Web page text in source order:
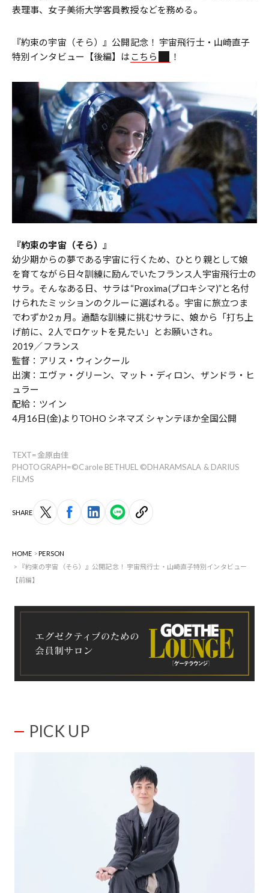
表理事、女子美術大学客員教授などを務める。
『約束の宇宙（そら）』公開記念！ 宇宙飛行士・山崎直子
特別インタビュー【後編】は こちら ！
『約束の宇宙（そら）』
幼少期からの夢である宇宙に行くため、ひとり親として娘
を育てながら日々訓練に励んでいたフランス人宇宙飛行士の
サラ。そんなある日、サラは“Proxima(プロキシマ)”と名付
けられたミッションのクルーに選ばれる。宇宙に旅立つま
でわずか2ヵ月。過酷な訓練に挑むサラに、娘から「打ち上
げ前に、2人でロケットを見たい」とお願いされ――。
2019／フランス
監督：アリス・ウィンクール
出演：エヴァ・グリーン、マット・ディロン、ザンドラ・ヒ
ュラー
配給：ツイン
4月16日(金)よりTOHO シネマズ シャンテほか全国公開
TEXT=金原由佳
PHOTOGRAPH=©︎Carole BETHUEL ©︎DHARAMSALA & DARIUS
FILMS
SHARE
HOME
PERSON
『約束の宇宙（そら）』公開記念！ 宇宙飛行士・山崎直子特別インタビュー
【前編】
PICK UP